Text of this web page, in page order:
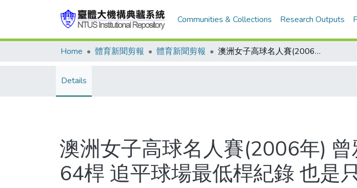
Communities & Collections Research Outputs
Home 體育新聞剪報 體育新聞剪報 澳洲女子高球名人賽(2006年) 曾雅妮差一桿冠軍 打出8博蒂的64桿 追平球場最低桿紀錄 也是只差一桿
Details
澳洲女子高球名人賽(2006年)
64桿 追平球場最低桿紀錄 也是